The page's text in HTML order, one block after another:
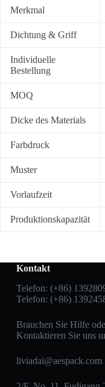
Merkmal
Dichtung & Griff
Individuelle
Bestellung
MOQ
Dicke des Materials
Farbdruck
Muster
Vorlaufzeit
Produktionskapazität
Kontakt
Telefon: (+86)
Telefon: (+86)
Brauchen Sie Hilfe
Kontaktieren Sie uns
liviadai@aespack.com